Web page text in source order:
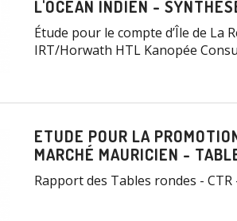
L'OCÉAN INDIEN -
Étude pour le compte d’Île de La
IRT/Horwath HTL Kanopée
ETUDE POUR LA
MARCHÉ MAURICIEN -
Rapport des Tables rondes - CTR